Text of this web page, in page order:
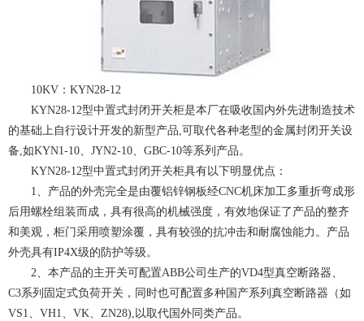
10KV：KYN28-12
KYN28-12型中置式封闭开关柜是本厂在吸收国内外先进制造技术
的基础上自行设计开发的新型产品,可取代各种老型的金属封闭开关设
备,如KYN1-10、JYN2-10、GBC-10等系列产品。
KYN28-12型中置式封闭开关柜具有以下明显优点：
1、产品的外壳完全是由覆铝锌钢板经CNC机床加工多重折弯成形
后用螺栓组装而成，具有很高的机械强度，有效地保证了产品的整齐
和美观，柜门采用喷塑涂覆，具有较强的抗冲击和耐腐蚀能力。产品
外壳具有IP4X级的防护等级。
2、本产品的主开关可配置ABB公司生产的VD4型真空断路器、
C3系列固定式负荷开关，同时也可配置多种国产系列真空断路器（如
VS1、VH1、VK、ZN28),以取代国外同类产品。